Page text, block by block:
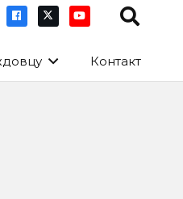
Контакт